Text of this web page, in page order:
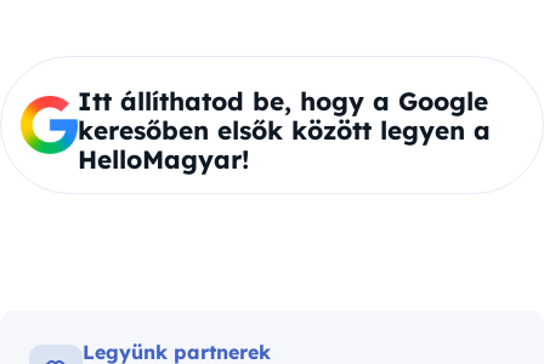
Itt állíthatod be, hogy a Google
keresőben elsők között legyen a
HelloMagyar!
Legyünk partnerek